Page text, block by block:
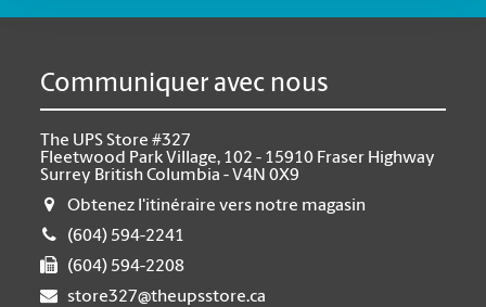
Communiquer avec nous
The UPS Store #327
Fleetwood Park Village, 102 - 15910 Fraser Highway
Surrey British Columbia - V4N 0X9
Obtenez l'itinéraire vers notre magasin
(604) 594-2241
(604) 594-2208
store327@theupsstore.ca